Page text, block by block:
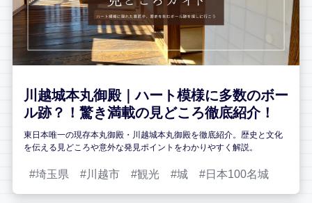
川越城本丸御殿｜ハート模様に多数のボー
ル跡？！驚き満載の見どころ徹底紹介！
東日本唯一の現存本丸御殿・川越城本丸御殿を徹底紹介。歴史と文化
を伝える見どころや意外な発見ポイントをわかりやすく解説。
埼玉県 川越市 観光 城 日本100名城